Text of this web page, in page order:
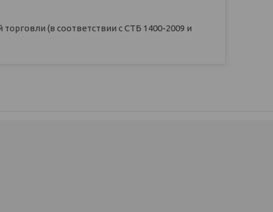
(в соответствии с СТБ 1400-2009 и